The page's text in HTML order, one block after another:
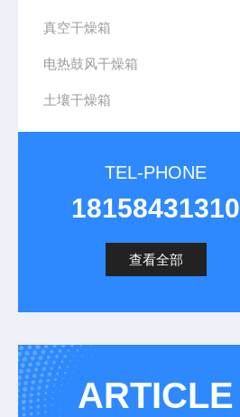
真空干燥箱
电热鼓风干燥箱
土壤干燥箱
TEL-PHONE
18158431310
查看全部
ARTICLE